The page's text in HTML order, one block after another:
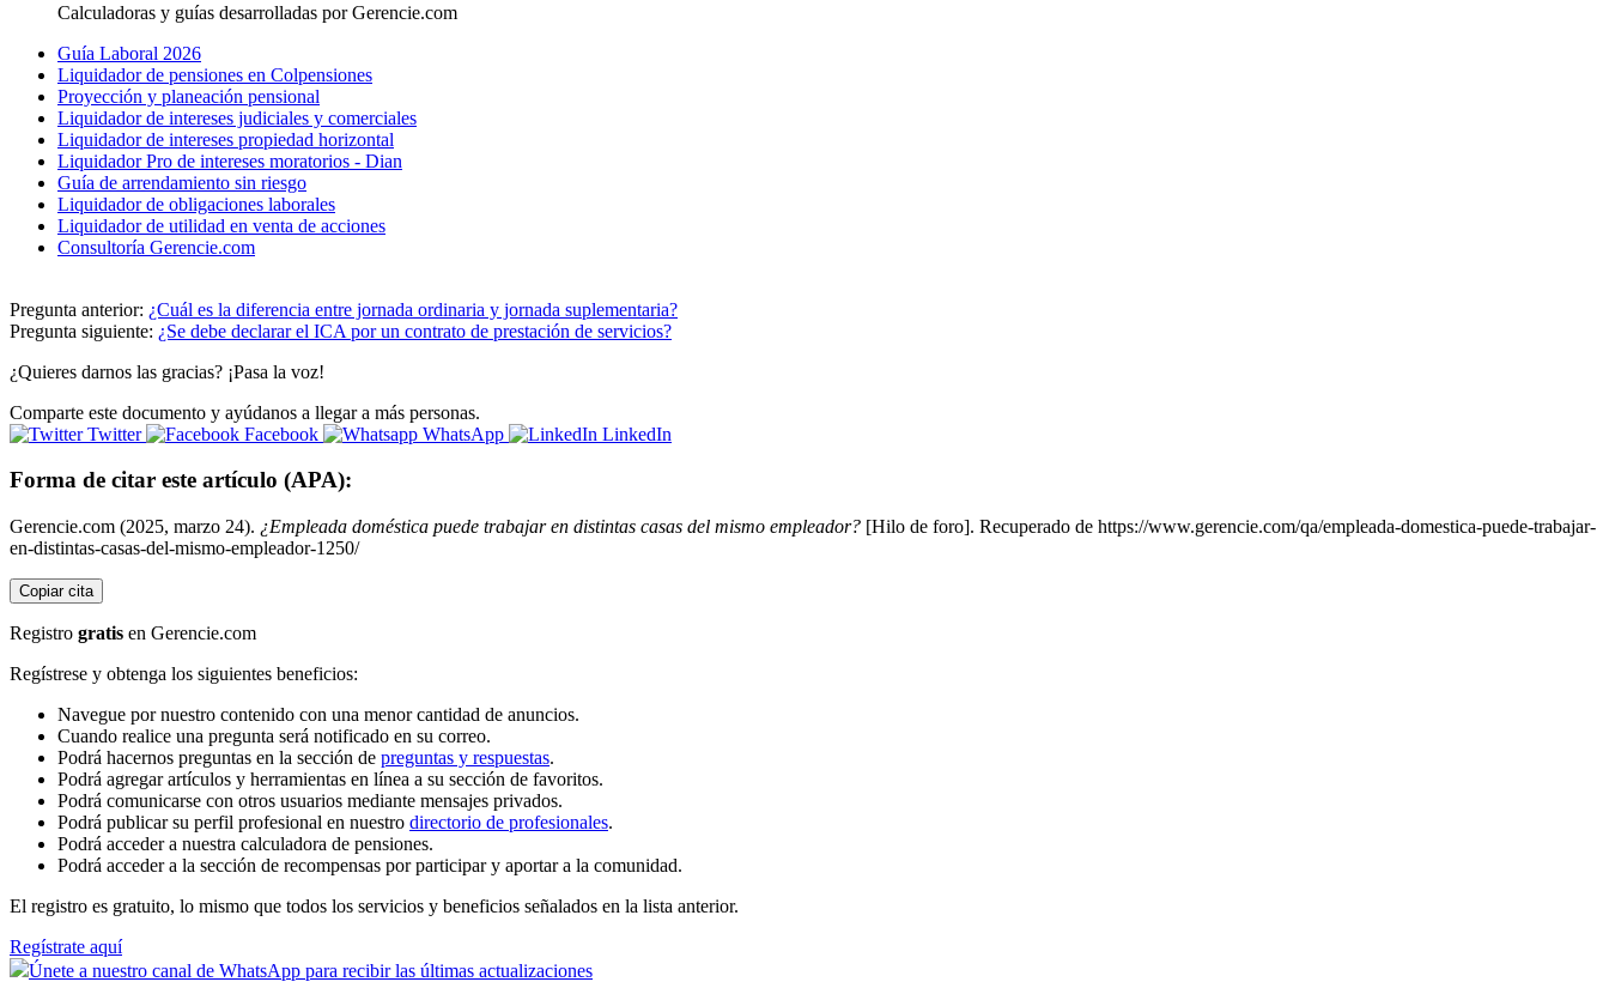
Calculadoras y guías desarrolladas por Gerencie.com
Guía Laboral 2026
Liquidador de pensiones en Colpensiones
Proyección y planeación pensional
Liquidador de intereses judiciales y comerciales
Liquidador de intereses propiedad horizontal
Liquidador Pro de intereses moratorios - Dian
Guía de arrendamiento sin riesgo
Liquidador de obligaciones laborales
Liquidador de utilidad en venta de acciones
Consultoría Gerencie.com
Pregunta anterior: ¿Cuál es la diferencia entre jornada ordinaria y jornada suplementaria?
Pregunta siguiente: ¿Se debe declarar el ICA por un contrato de prestación de servicios?
¿Quieres darnos las gracias? ¡Pasa la voz!
Comparte este documento y ayúdanos a llegar a más personas.
Twitter
Facebook WhatsApp LinkedIn
Forma de citar este artículo (APA):
Gerencie.com (2025, marzo 24). ¿Empleada doméstica puede trabajar en distintas casas del mismo empleador? [Hilo de foro]. Recuperado de https://www.gerencie.com/qa/empleada-domestica-puede-trabajar-
en-distintas-casas-del-mismo-empleador-1250/
Copiar cita
Registro gratis en Gerencie.com
Regístrese y obtenga los siguientes beneficios:
Navegue por nuestro contenido con una menor cantidad de anuncios.
Cuando realice una pregunta será notificado en su correo.
Podrá hacernos preguntas en la sección de preguntas y respuestas.
Podrá agregar artículos y herramientas en línea a su sección de favoritos.
Podrá comunicarse con otros usuarios mediante mensajes privados.
Podrá publicar su perfil profesional en nuestro directorio de profesionales.
Podrá acceder a nuestra calculadora de pensiones.
Podrá acceder a la sección de recompensas por participar y aportar a la comunidad.
El registro es gratuito, lo mismo que todos los servicios y beneficios señalados en la lista anterior.
Regístrate aquí
Únete a nuestro canal de WhatsApp para recibir las últimas actualizaciones